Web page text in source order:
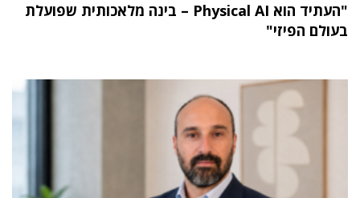
"העתיד הוא Physical AI – בינה מלאכותית שפועלת
בעולם הפיזי"